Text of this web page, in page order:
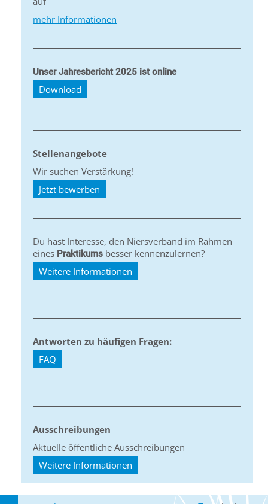
mehr Informationen
Unser Jahresbericht 2025 ist online
Download
Stellenangebote
Wir suchen Verstärkung!
Jetzt bewerben
Du hast Interesse, den Niersverband im Rahmen
eines Praktikums besser kennenzulernen?
Weitere Informationen
Antworten zu häufigen Fragen:
FAQ
Ausschreibungen
Aktuelle öffentliche Ausschreibungen
Weitere Informationen